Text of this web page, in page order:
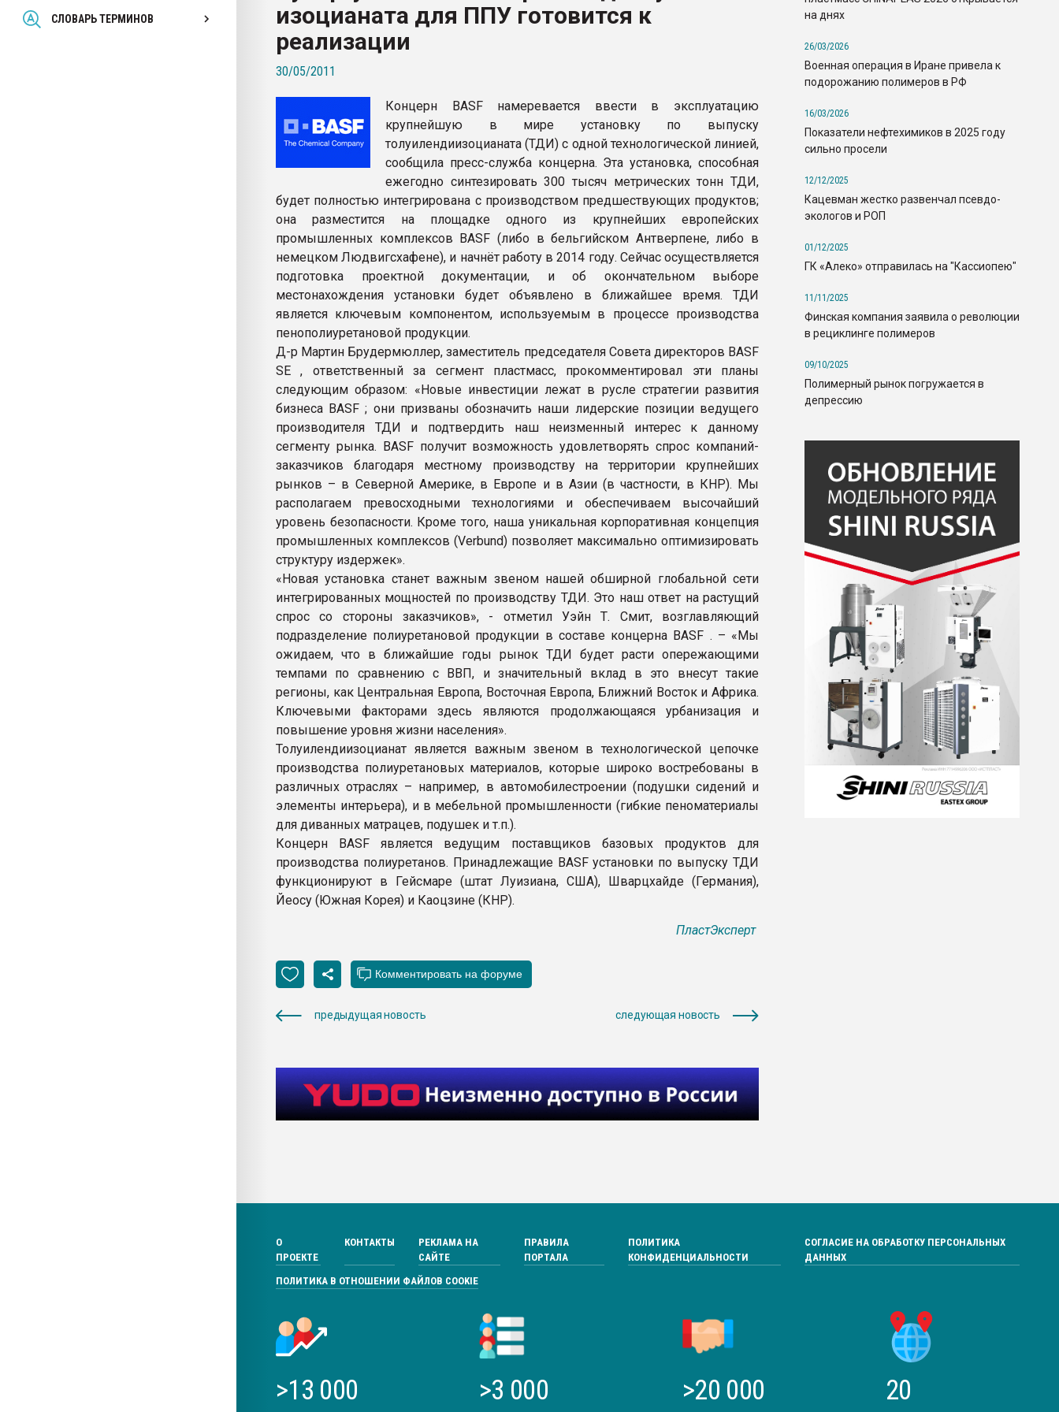
СЛОВАРЬ ТЕРМИНОВ
Всё, что касается выдува ПЭТ
бутылок
ПЕРЕЙТИ НА ФОРУМ
изоцианата для ППУ готовится к
реализации
30/05/2011
Концерн BASF намеревается ввести в эксплуатацию
крупнейшую в мире установку по выпуску
толуилендиизоцианата (ТДИ) с одной технологической линией,
сообщила пресс-служба концерна. Эта установка, способная
ежегодно синтезировать 300 тысяч метрических тонн ТДИ,
будет полностью интегрирована с производством предшествующих продуктов;
она разместится на площадке одного из крупнейших европейских
промышленных комплексов BASF (либо в бельгийском Антверпене, либо в
немецком Людвигсхафене), и начнёт работу в 2014 году. Сейчас осуществляется
подготовка проектной документации, и об окончательном выборе
местонахождения установки будет объявлено в ближайшее время. ТДИ
является ключевым компонентом, используемым в процессе производства
пенополиуретановой продукции.
Д-р Мартин Брудермюллер, заместитель председателя Совета директоров BASF
SE , ответственный за сегмент пластмасс, прокомментировал эти планы
следующим образом: «Новые инвестиции лежат в русле стратегии развития
бизнеса BASF ; они призваны обозначить наши лидерские позиции ведущего
производителя ТДИ и подтвердить наш неизменный интерес к данному
сегменту рынка. BASF получит возможность удовлетворять спрос компаний-
заказчиков благодаря местному производству на территории крупнейших
рынков – в Северной Америке, в Европе и в Азии (в частности, в КНР). Мы
располагаем превосходными технологиями и обеспечиваем высочайший
уровень безопасности. Кроме того, наша уникальная корпоративная концепция
промышленных комплексов (Verbund) позволяет максимально оптимизировать
структуру издержек».
«Новая установка станет важным звеном нашей обширной глобальной сети
интегрированных мощностей по производству ТДИ. Это наш ответ на растущий
спрос со стороны заказчиков», - отметил Уэйн Т. Смит, возглавляющий
подразделение полиуретановой продукции в составе концерна BASF . – «Мы
ожидаем, что в ближайшие годы рынок ТДИ будет расти опережающими
темпами по сравнению с ВВП, и значительный вклад в это внесут такие
регионы, как Центральная Европа, Восточная Европа, Ближний Восток и Африка.
Ключевыми факторами здесь являются продолжающаяся урбанизация и
повышение уровня жизни населения».
Толуилендиизоцианат является важным звеном в технологической цепочке
производства полиуретановых материалов, которые широко востребованы в
различных отраслях – например, в автомобилестроении (подушки сидений и
элементы интерьера), и в мебельной промышленности (гибкие пеноматериалы
для диванных матрацев, подушек и т.п.).
Концерн BASF является ведущим поставщиков базовых продуктов для
производства полиуретанов. Принадлежащие BASF установки по выпуску ТДИ
функционируют в Гейсмаре (штат Луизиана, США), Шварцхайде (Германия),
Йеосу (Южная Корея) и Каоцзине (КНР).
ПластЭксперт
предыдущая новость следующая новость
на днях
26/03/2026
Военная операция в Иране привела к
подорожанию полимеров в РФ
16/03/2026
Показатели нефтехимиков в 2025 году
сильно просели
12/12/2025
Кацевман жестко развенчал псевдо-
экологов и РОП
01/12/2025
ГК «Алеко» отправилась на "Кассиопею"
11/11/2025
Финская компания заявила о революции
в рециклинге полимеров
09/10/2025
Полимерный рынок погружается в
депрессию
О
ПРОЕКТЕ
КОНТАКТЫ
РЕКЛАМА НА
САЙТЕ
ПРАВИЛА
ПОРТАЛА
ПОЛИТИКА
КОНФИДЕНЦИАЛЬНОСТИ
СОГЛАСИЕ НА ОБРАБОТКУ ПЕРСОНАЛЬНЫХ
ДАННЫХ
ПОЛИТИКА В ОТНОШЕНИИ ФАЙЛОВ COOKIE
>13 000 >3 000 >20 000 20